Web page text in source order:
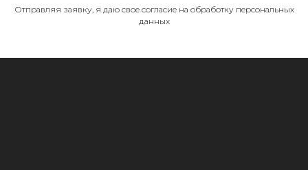
Отправляя заявку, я даю свое согласие на обработку персональных
данных
Контакты и реквизиты
Доставка и оплата